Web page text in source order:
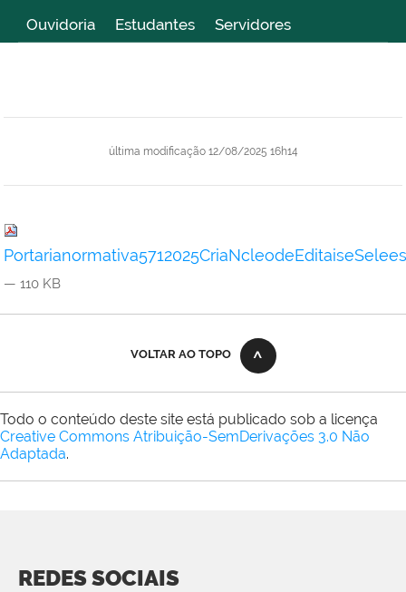
Ouvidoria
Estudantes Servidores
última modificação12/08/2025 16h14
— 110 KB
VOLTAR AO TOPO
Todo o conteúdo deste site está publicado sob a licença
Creative Commons Atribuição-SemDerivações 3.0 Não
Adaptada.
REDES SOCIAIS